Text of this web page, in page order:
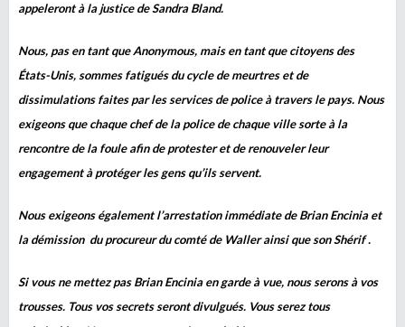
appeleront à la justice de Sandra Bland.
Nous, pas en tant que Anonymous, mais en tant que citoyens des
États-Unis, sommes fatigués du cycle de meurtres et de
dissimulations faites par les services de police à travers le pays. Nous
exigeons que chaque chef de la police de chaque ville sorte à la
rencontre de la foule afin de protester et de renouveler leur
engagement à protéger les gens qu’ils servent.
Nous exigeons également l’arrestation immédiate de Brian Encinia et
la démission du procureur du comté de Waller ainsi que son Shérif .
Si vous ne mettez pas Brian Encinia en garde à vue, nous serons à vos
trousses. Tous vos secrets seront divulgués. Vous serez tous